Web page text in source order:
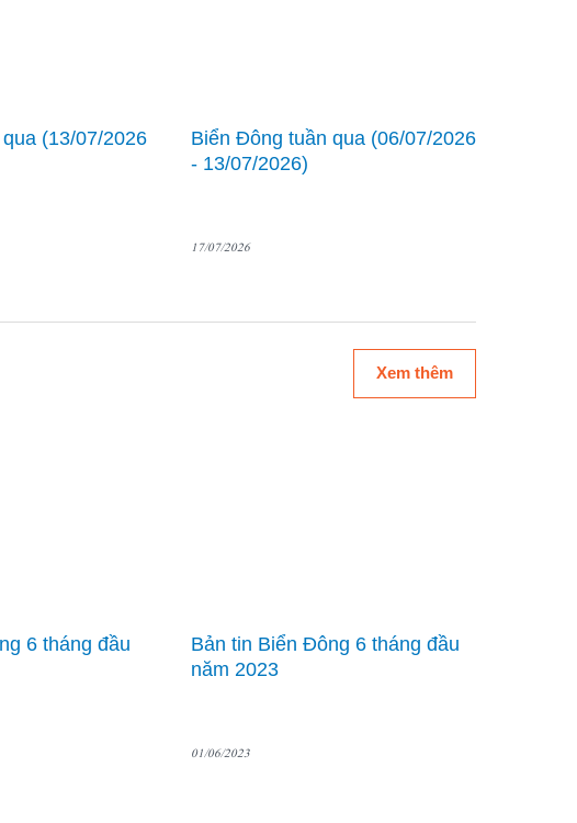
(13/07/2026
Biển Đông tuần qua (06/07/2026
- 13/07/2026)
17/07/2026
Xem thêm
6 tháng đầu
Bản tin Biển Đông 6 tháng đầu
năm 2023
01/06/2023